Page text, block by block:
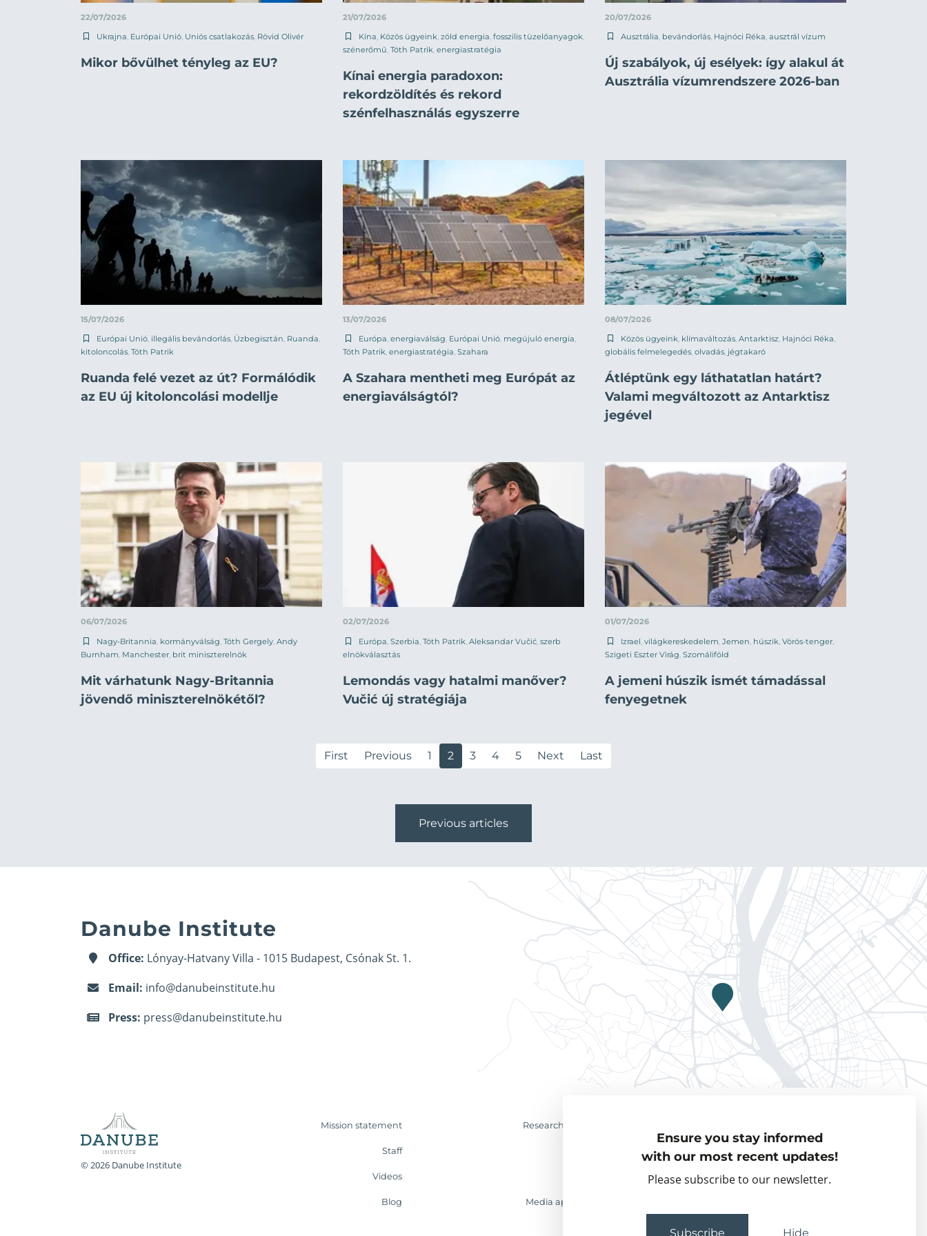
Ensure you stay informed
with our most recent updates!
Please subscribe to our newsletter.
Subscribe Hide
22/07/2026
Ukrajna Európai Unió Uniós csatlakozás Rövid Olivér
Mikor bővülhet tényleg az EU?
21/07/2026
Kína Közös ügyeink zöld energia fosszilis tüzelőanyagok
szénerőmű Tóth Patrik energiastratégia
Kínai energia paradoxon:
rekordzöldítés és rekord
szénfelhasználás egyszerre
20/07/2026
Ausztrália bevándorlás Hajnóci Réka ausztrál vízum
Új szabályok, új esélyek: így alakul át
Ausztrália vízumrendszere 2026-ban
15/07/2026
Európai Unió, illegális bevándorlás, Üzbegisztán, Ruanda,
kitoloncolás, Tóth Patrik
Ruanda felé vezet az út? Formálódik
az EU új kitoloncolási modellje
13/07/2026
Európa, energiaválság, Európai Unió, megújuló energia,
Tóth Patrik, energiastratégia, Szahara
A Szahara mentheti meg Európát az
energiaválságtól?
08/07/2026
Közös ügyeink, klímaváltozás, Antarktisz, Hajnóci Réka,
globális felmelegedés, olvadás, jégtakaró
Átléptünk egy láthatatlan határt?
Valami megváltozott az Antarktisz
jegével
06/07/2026
Nagy-Britannia kormányválság Tóth Gergely Andy
Burnham Manchester brit miniszterelnök
Mit várhatunk Nagy-Britannia
jövendő miniszterelnökétől?
02/07/2026
Európa Szerbia Tóth Patrik Aleksandar Vučić szerb
elnökválasztás
Lemondás vagy hatalmi manőver?
Vučić új stratégiája
01/07/2026
Izrael világkereskedelem Jemen húszik Vörös-tenger
Szigeti Eszter Virág Szomáliföld
A jemeni húszik ismét támadással
fenyegetnek
First Previous 1 2 3 4 5 Next Last
Previous articles
Danube Institute
Office: Lónyay-Hatvany Villa - 1015 Budapest, Csónak St. 1.
Email: info@danubeinstitute.hu
Press: press@danubeinstitute.hu
© 2026 Danube Institute
Mission statement Research & Analyses
Staff Visiting Fellows
Videos Partner organisations
Blog Media appearances